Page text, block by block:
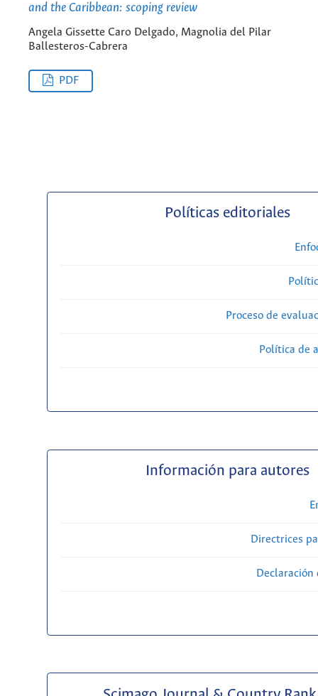
and the Caribbean: scoping review
Angela Gissette Caro Delgado, Magnolia del Pilar
Ballesteros-Cabrera
PDF
Políticas editoriales
Proceso de
Política de
Información para autores
Directrices